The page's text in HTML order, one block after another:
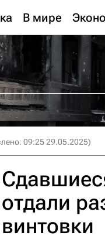
В мире
09:25 29.05.2025)
отдали
винтовки